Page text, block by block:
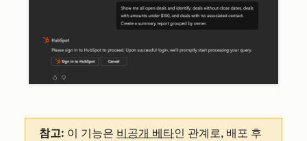
참고: 이 기능은 비공개 베타인 관계로, 배포 후